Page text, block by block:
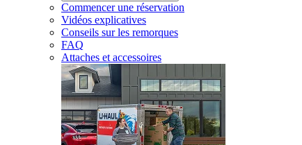
Commencer une réservation
Vidéos explicatives
Conseils sur les remorques
FAQ
Attaches et accessoires